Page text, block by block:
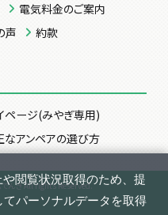
電気料金のご案内
声
約款
ページ(みやぎ専用)
なアンペアの選び方
んき All rights Reserved.